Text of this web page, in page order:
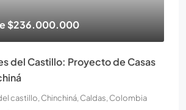
$236.000.000
del Castillo: Proyecto de Casas
castillo, Chinchiná, Caldas, Colombia